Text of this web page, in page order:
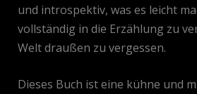
und introspektiv, was es leicht
vollständig in die Erzählung zu
Welt draußen zu vergessen.
Dieses Buch ist eine kühne und